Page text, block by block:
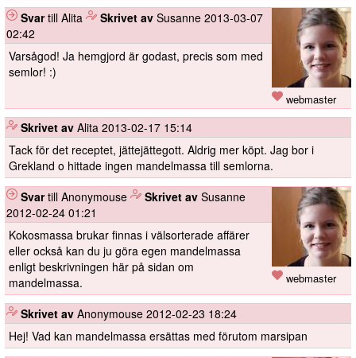
webmaster
Svartill Alita Skrivet av Susanne 2013-03-07
02:42
Varsågod! Ja hemgjord är godast, precis som med
semlor! :)
Skrivet av Alita 2013-02-17 15:14
Tack för det receptet, jättejättegott. Aldrig mer köpt. Jag bor i
Grekland o hittade ingen mandelmassa till semlorna.
webmaster
Svartill Anonymouse Skrivet av Susanne
2012-02-24 01:21
Kokosmassa brukar finnas i välsorterade affärer
eller också kan du ju göra egen mandelmassa
enligt beskrivningen här på sidan om
mandelmassa.
Skrivet av Anonymouse 2012-02-23 18:24
Hej! Vad kan mandelmassa ersättas med förutom marsipan